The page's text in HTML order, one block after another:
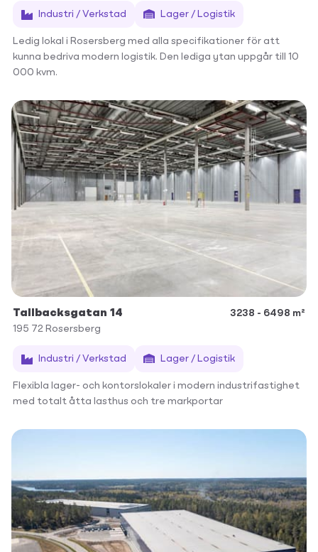
Industri / Verkstad Lager / Logistik
Ledig lokal i Rosersberg med alla specifikationer för att
kunna bedriva modern logistik. Den lediga ytan uppgår till 10
000 kvm.
Tallbacksgatan 14
3238 - 6498 m²
195 72 Rosersberg
Industri / Verkstad Lager / Logistik
Flexibla lager- och kontorslokaler i modern industrifastighet
med totalt åtta lasthus och tre markportar